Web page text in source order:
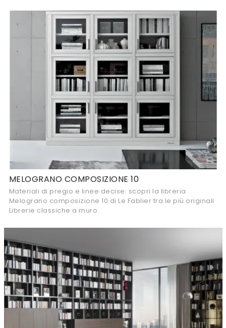
MELOGRANO COMPOSIZIONE 10
Materiali di pregio e linee decise: scopri la libreria
Melograno composizione 10 di Le Fablier tra le più originali
Librerie classiche a muro.